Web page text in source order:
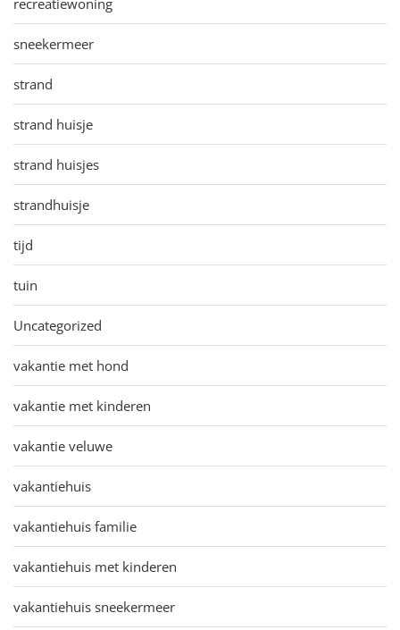
sneekermeer
strand
strand huisje
strand huisjes
strandhuisje
tijd
tuin
Uncategorized
vakantie met hond
vakantie met kinderen
vakantie veluwe
vakantiehuis
vakantiehuis familie
vakantiehuis met kinderen
vakantiehuis sneekermeer